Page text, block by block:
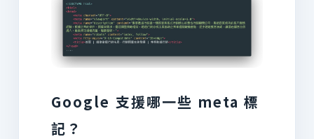
Google 支援哪一些 meta 標
記？